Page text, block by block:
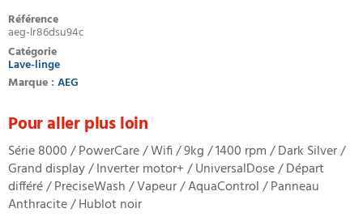
Référence
aeg-lr86dsu94c
Catégorie
Lave-linge
Marque : AEG
Pour aller plus loin
Série 8000 / PowerCare / Wifi / 9kg / 1400 rpm / Dark Silver /
Grand display / Inverter motor+ / UniversalDose / Départ
différé / PreciseWash / Vapeur / AquaControl / Panneau
Anthracite / Hublot noir